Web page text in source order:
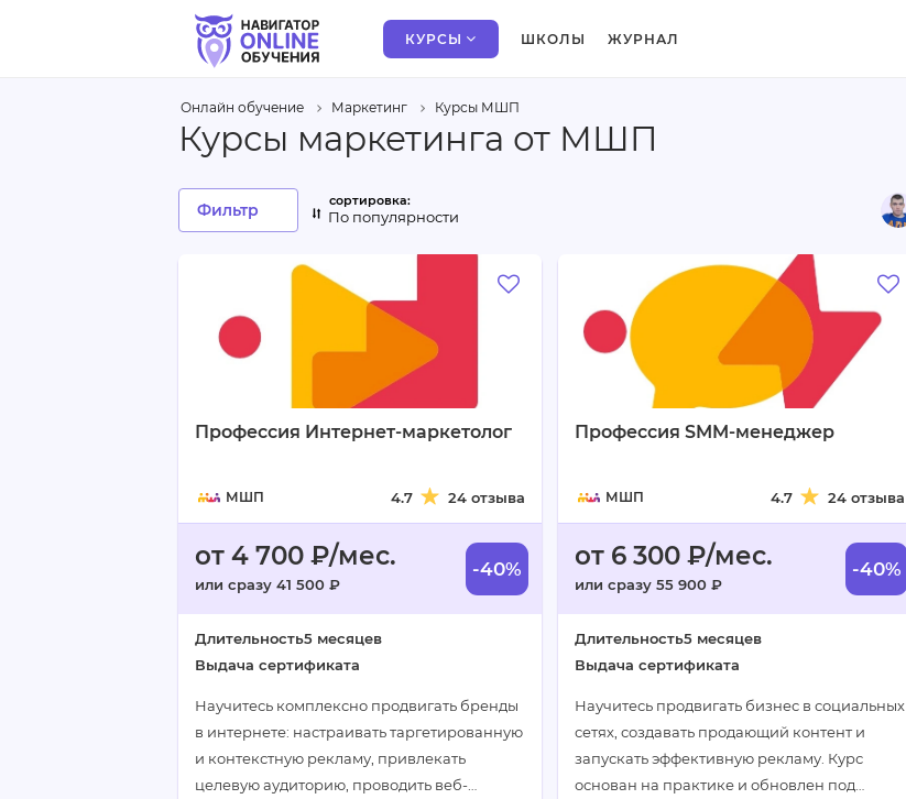
КУРСЫ ШКОЛЫ ЖУРНАЛ
Онлайн обучение Маркетинг Курсы МШП
Курсы маркетинга от МШП
Профессия Интернет-маркетолог
МШП 4.7 24 отзыва
от 4 700 ₽/мес.
или сразу 41 500 ₽
-40%
Длительность5 месяцев
Выдача сертификата
Научитесь комплексно продвигать бренды
в интернете: настраивать таргетированную
и контекстную рекламу, привлекать
целевую аудиторию, проводить веб-
Профессия SMM-менеджер
МШП 4.7 24 отзыва
от 6 300 ₽/мес.
или сразу 55 900 ₽
-40%
Длительность5 месяцев
Выдача сертификата
Научитесь продвигать бизнес в социальных
сетях, создавать продающий контент и
запускать эффективную рекламу. Курс
основан на практике и обновлен под
Фильтр По популярности